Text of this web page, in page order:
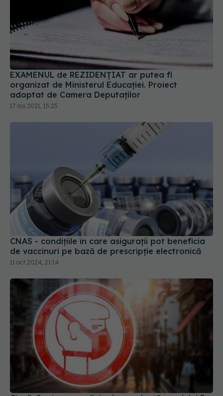
EXAMENUL de REZIDENȚIAT ar putea fi
organizat de Ministerul Educației. Proiect
adoptat de Camera Deputaților
17 noi 2021, 15:25
CNAS - condițiile în care asigurații pot beneficia
de vaccinuri pe bază de prescripție electronică
11 oct 2024, 21:14
Ciucă: Suntem pe o linie descendentă a valului 5
al pandemiei COVID. Urmează să fie decis